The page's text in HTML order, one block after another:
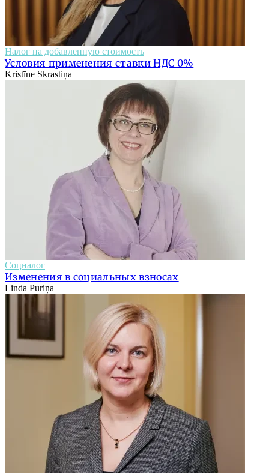
Налог на добавленную стоимость
Условия применения ставки НДС 0%
Kristīne Skrastiņa
Соцналог
Изменения в социальных взносах
Linda Puriņa